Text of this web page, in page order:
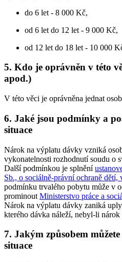
do 6 let - 8 000 Kč,
od 6 let do 12 let - 9 000 Kč,
od 12 let do 18 let - 10 000
5. Kdo je oprávněn v této
apod.)
V této věci je oprávněna jednat
6. Jaké jsou podmínky a
situace
Nárok na výplatu dávky vzniká
vykonatelnosti rozhodnutí soudu o
Další podmínkou je splnění
Sb., o sociálně-právní ochraně dětí,
podmínku trvalého pobytu může v
prominout Ministerstvo práce a
Nárok na výplatu dávky zaniká
kterého dávka náleží, nebyl-li
7. Jakým způsobem
situace